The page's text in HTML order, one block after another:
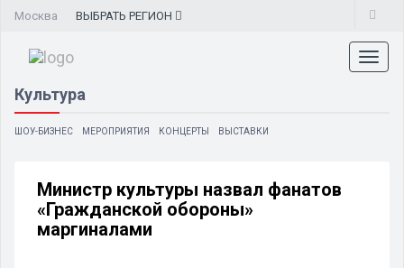
Москва ВЫБРАТЬ РЕГИОН
Культура
ШОУ-БИЗНЕС МЕРОПРИЯТИЯ КОНЦЕРТЫ ВЫСТАВКИ
Министр культуры назвал фанатов
«Гражданской обороны»
маргиналами